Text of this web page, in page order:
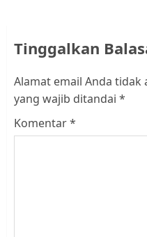
Tinggalkan
Alamat email Anda tidak
yang wajib ditandai *
Komentar*